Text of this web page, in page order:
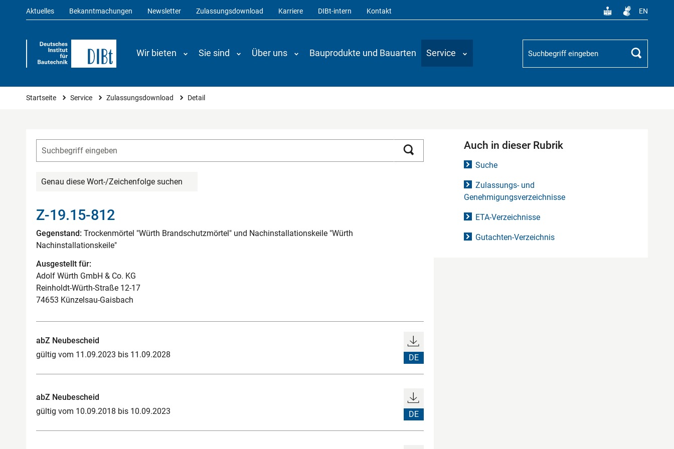
Aktuelles Bekanntmachungen Newsletter Zulassungsdownload Karriere DIBt-intern Kontakt EN
Wir bieten Sie sind Über uns Bauprodukte und Bauarten Service
Suchbegriff
Suchen
Sie sind hier
Startseite Service Zulassungsdownload Detail
Genau diese Wort-/Zeichenfolge suchen
Z-19.15-812
Gegenstand: Trockenmörtel "Würth Brandschutzmörtel" und Nachinstallationskeile "Würth
Nachinstallationskeile"
Ausgestellt für:
Adolf Würth GmbH & Co. KG
Reinholdt-Würth-Straße 12-17
74653 Künzelsau-Gaisbach
abZ Neubescheid
gültig vom 11.09.2023 bis 11.09.2028
DE
abZ Neubescheid
gültig vom 10.09.2018 bis 10.09.2023
DE
Auch in dieser Rubrik
Suche
Zulassungs- und
Genehmigungsverzeichnisse
ETA-Verzeichnisse
Gutachten-Verzeichnis